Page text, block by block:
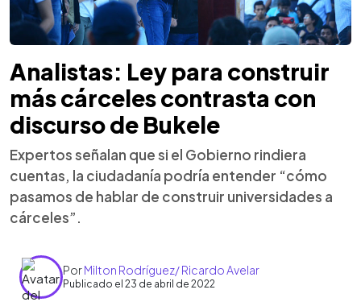
Analistas: Ley para construir
más cárceles contrasta con
discurso de Bukele
Expertos señalan que si el Gobierno rindiera
cuentas, la ciudadanía podría entender “cómo
pasamos de hablar de construir universidades a
cárceles”.
PorMilton Rodríguez/ Ricardo Avelar
Publicado el 23 de abril de 2022